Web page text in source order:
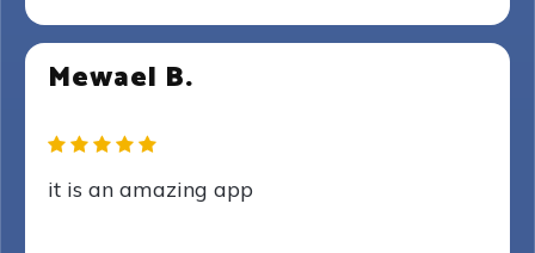
Mewael B.
it is an amazing app